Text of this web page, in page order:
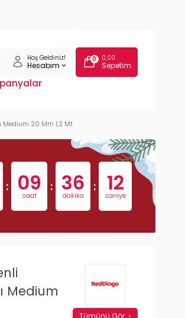
Hoş Geldiniz!
Hesabım
0 0,00
Sepetim
Medium 20 Mm 1,2 Mt
: 09
saat
: 36
dakika
: 11
saniye
Medium
Tümünü Gör